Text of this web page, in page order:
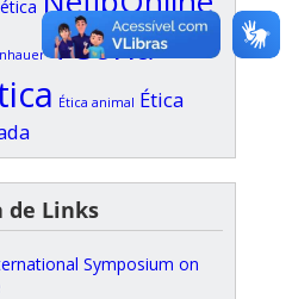
Teoria
Ética animal Ética
de Links
Symposium on